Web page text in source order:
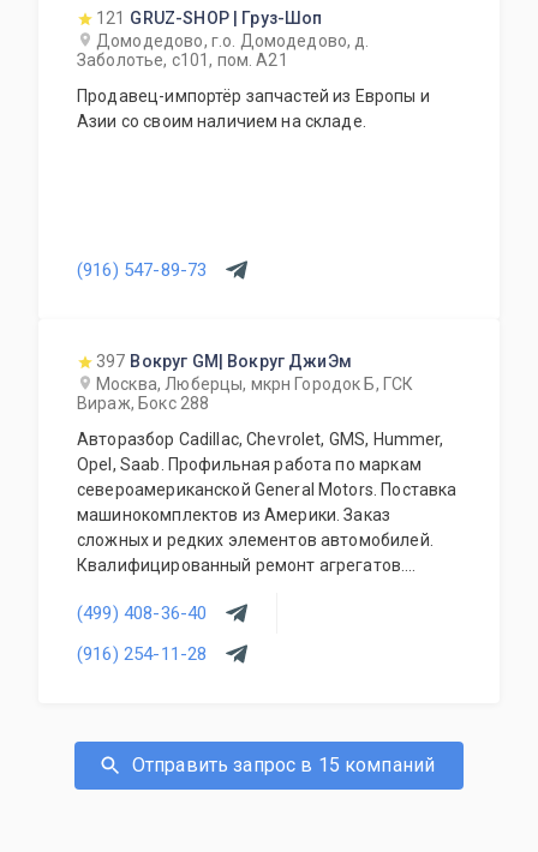
121 GRUZ-SHOP | Груз-Шоп
Домодедово, г.о. Домодедово, д.
Заболотье, с101, пом. А21
Продавец-импортёр запчастей из Европы и
Азии со своим наличием на складе.
(916) 547-89-73
397 Вокруг GM| Вокруг ДжиЭм
Москва, Люберцы, мкрн Городок Б, ГСК
Вираж, Бокс 288
Авторазбор Cadillac, Chevrolet, GMS, Hummer,
Opel, Saab. Профильная работа по маркам
североамериканской General Motors. Поставка
машинокомплектов из Америки. Заказ
сложных и редких элементов автомобилей.
Квалифицированный ремонт агрегатов.
профильный автомобиль. Оригинальные и б/у
(499) 408-36-40
(916) 254-11-28
Отправить запрос в 15 компаний